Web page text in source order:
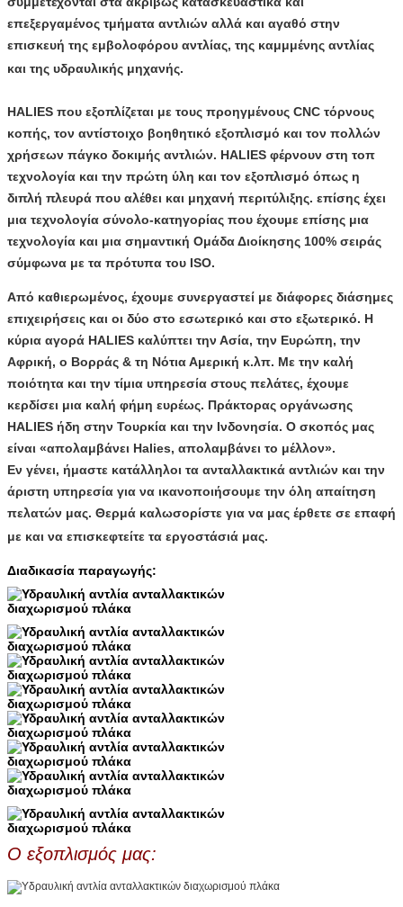
επεξεργαμένος τμήματα αντλιών αλλά και αγαθό στην
επισκευή της εμβολοφόρου αντλίας, της καμμμένης αντλίας
και της υδραυλικής μηχανής.
HALIES που εξοπλίζεται με τους προηγμένους CNC τόρνους
κοπής, τον αντίστοιχο βοηθητικό εξοπλισμό και τον πολλών
χρήσεων πάγκο δοκιμής αντλιών. HALIES φέρνουν στη τοπ
τεχνολογία και την πρώτη ύλη και τον εξοπλισμό όπως η
διπλή πλευρά που αλέθει και μηχανή περιτύλιξης. επίσης έχει
μια τεχνολογία σύνολο-κατηγορίας που έχουμε επίσης μια
τεχνολογία και μια σημαντική Ομάδα Διοίκησης 100% σειράς
σύμφωνα με τα πρότυπα του ISO.
Από καθιερωμένος, έχουμε συνεργαστεί με διάφορες διάσημες
επιχειρήσεις και οι δύο στο εσωτερικό και στο εξωτερικό. Η
κύρια αγορά HALIES καλύπτει την Ασία, την Ευρώπη, την
Αφρική, ο Βορράς & τη Νότια Αμερική κ.λπ. Με την καλή
ποιότητα και την τίμια υπηρεσία στους πελάτες, έχουμε
κερδίσει μια καλή φήμη ευρέως. Πράκτορας οργάνωσης
HALIES ήδη στην Τουρκία και την Ινδονησία. Ο σκοπός μας
είναι «απολαμβάνει Halies, απολαμβάνει το μέλλον».
Εν γένει, ήμαστε κατάλληλοι τα ανταλλακτικά αντλιών και την
άριστη υπηρεσία για να ικανοποιήσουμε την όλη απαίτηση
πελατών μας. Θερμά καλωσορίστε για να μας έρθετε σε επαφή
με και να επισκεφτείτε τα εργοστάσιά μας.
Διαδικασία παραγωγής:
Ο εξοπλισμός μας: